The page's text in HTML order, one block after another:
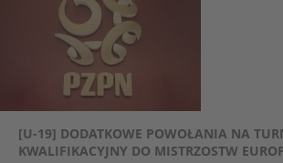
[U-19] DODATKOWE POWOŁANIA NA
KWALIFIKACYJNY DO MISTRZOSTW